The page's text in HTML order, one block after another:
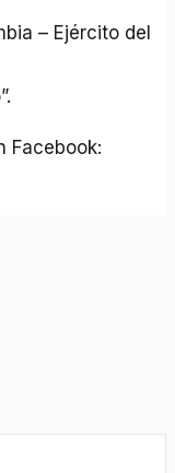
– Ejército del
Facebook: